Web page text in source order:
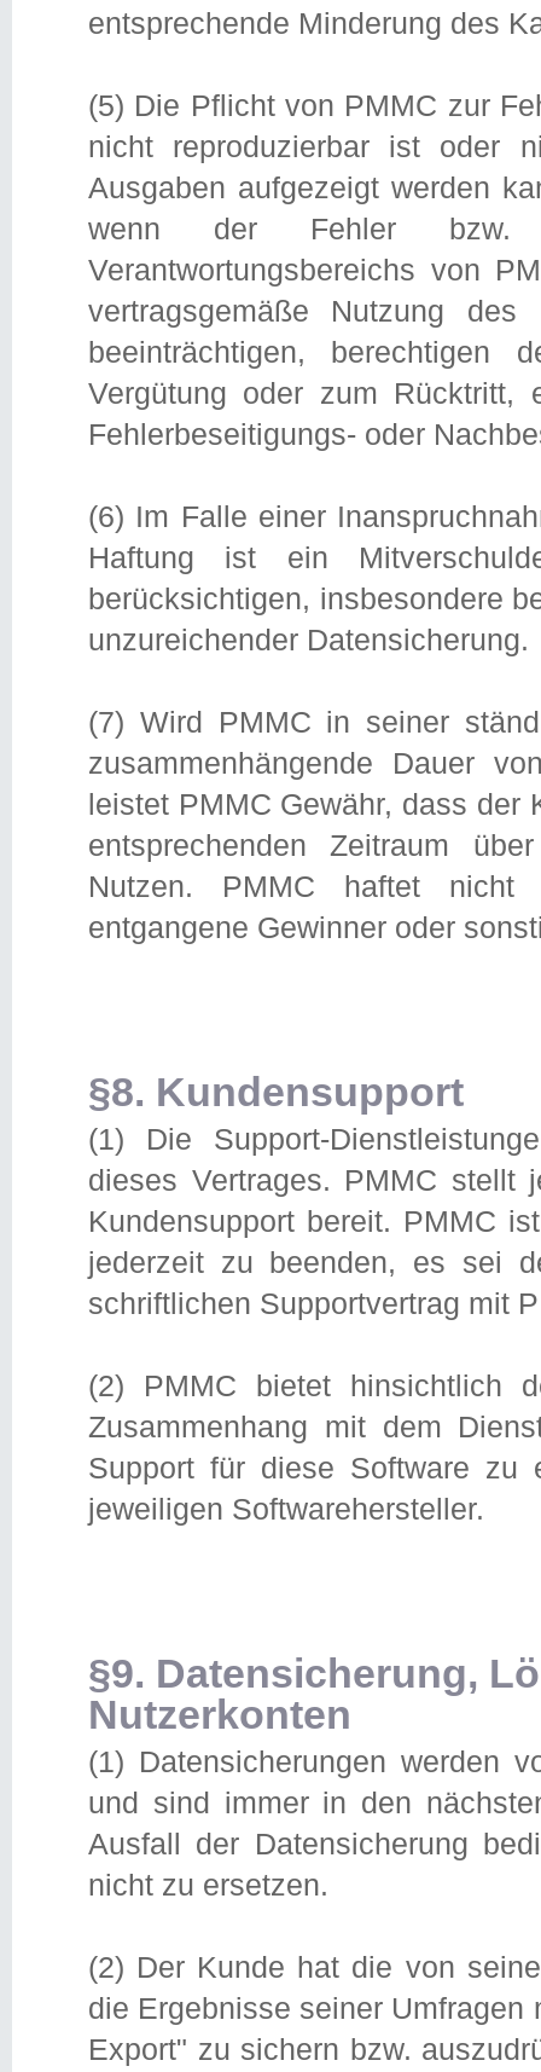
entsprechende Minderung des
(5) Die Pflicht von PMMC zur
nicht reproduzierbar ist oder
Ausgaben aufgezeigt werden
wenn der Fehler bzw.
Verantwortungsbereichs von
vertragsgemäße Nutzung
beeinträchtigen,
Vergütung oder zum Rücktritt,
Fehlerbeseitigungs- oder
(6) Im Falle einer
Haftung ist ein
berücksichtigen, insbesondere
unzureichender Datensicherung.
(7) Wird PMMC in seiner
zusammenhängende Dauer
leistet PMMC Gewähr, dass der
entsprechenden Zeitraum
Nutzen. PMMC haftet
entgangene Gewinner oder
§8. Kundensupport
(1) Die Support-
dieses Vertrages. PMMC stellt
Kundensupport bereit. PMMC
jederzeit zu beenden, es sei
schriftlichen Supportvertrag mit
(2) PMMC bietet hinsichtlich
Zusammenhang mit dem
Support für diese Software
jeweiligen Softwarehersteller.
§9. Datensicherung,
Nutzerkonten
(1) Datensicherungen werden
und sind immer in den
Ausfall der Datensicherung
nicht zu ersetzen.
(2) Der Kunde hat die von
die Ergebnisse seiner
Export" zu sichern bzw.